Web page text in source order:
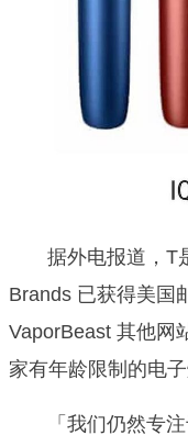
据外电报道，T
Brands 已获得美国
VaporBeast 其他网
家有年龄限制的电子
「我们仍然专